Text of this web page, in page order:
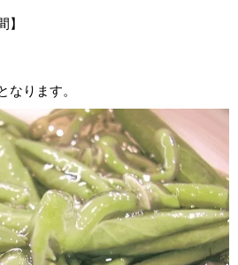
】
ります。